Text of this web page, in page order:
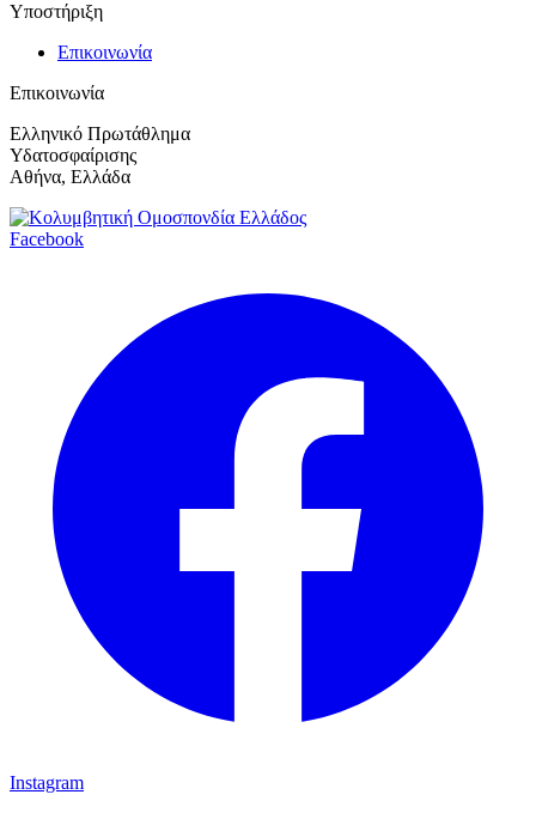
Υποστήριξη
Επικοινωνία
Επικοινωνία
Ελληνικό Πρωτάθλημα
Υδατοσφαίρισης
Αθήνα, Ελλάδα
Facebook
Instagram